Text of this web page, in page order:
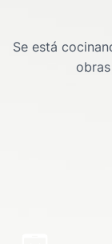
Se está